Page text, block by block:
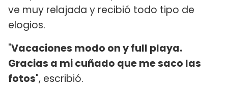
ve muy relajada y recibió todo tipo de
elogios.
"Vacaciones modo on y full playa.
Gracias a mi cuñado que me saco las
fotos", escribió.